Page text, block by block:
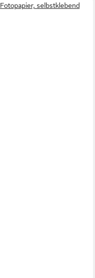
Fotopapier, selbstklebend